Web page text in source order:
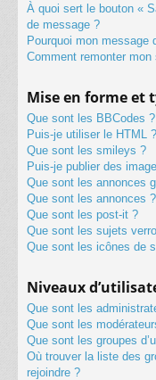
À quoi sert le bouton «
de message ?
Pourquoi mon message
Comment remonter mon
Mise en forme et
Que sont les BBCodes ?
Puis-je utiliser le HTML ?
Que sont les smileys ?
Puis-je publier des
Que sont les annonces
Que sont les annonces ?
Que sont les post-it ?
Que sont les sujets
Que sont les icônes de
Niveaux
Que sont les
Que sont les
Que sont les groupes
Où trouver la liste des
rejoindre ?